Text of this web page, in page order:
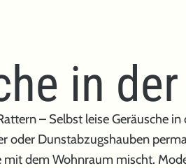
in
– Selbst leise Geräusche
oder Dunstabzugshauben
mit dem Wohnraum mischt.